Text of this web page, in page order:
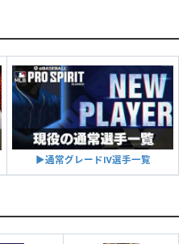
▶︎通常グレードⅣ選手一覧